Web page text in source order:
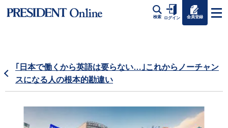
検索 ログイン 会員登録
｢日本で働くから英語は要らない…｣これからノーチャン
スになる人の根本的勘違い